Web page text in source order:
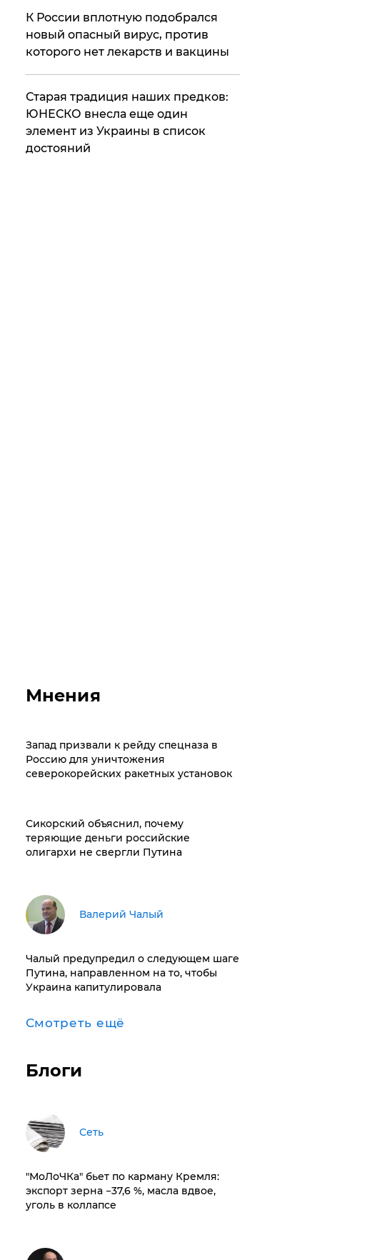
К России вплотную подобрался
новый опасный вирус, против
которого нет лекарств и вакцины
​Старая традиция наших предков:
ЮНЕСКО внесла еще один
элемент из Украины в список
достояний
Мнения
Запад призвали к рейду спецназа в
Россию для уничтожения
северокорейских ракетных установок
Сикорский объяснил, почему
теряющие деньги российские
олигархи не свергли Путина
Валерий Чалый
Чалый предупредил о следующем шаге
Путина, направленном на то, чтобы
Украина капитулировала
Смотреть ещё
Блоги
Сеть
​"МоЛоЧКа" бьет по карману Кремля:
экспорт зерна −37,6 %, масла вдвое,
уголь в коллапсе